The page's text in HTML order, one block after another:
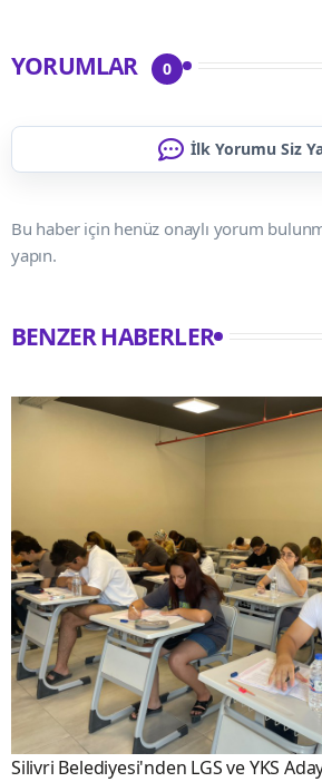
YORUMLAR 0
İlk Yorumu Siz
Bu haber için henüz onaylı yorum
yapın.
BENZER HABERLER
Silivri Belediyesi'nden LGS ve YKS